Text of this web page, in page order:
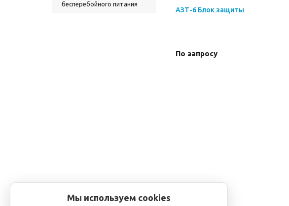
бесперебойного питания
АЗТ-6 Блок защиты
По запросу
Мы используем cookies